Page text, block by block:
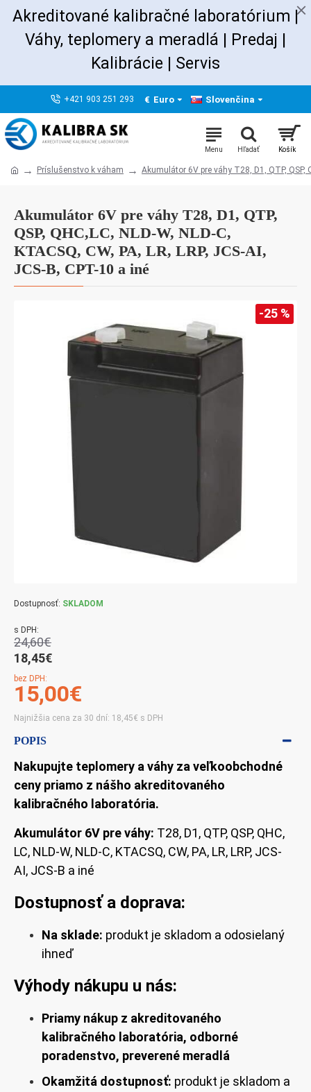
Akreditované kalibračné laboratórium |
Váhy, teplomery a meradlá | Predaj
Kalibrácie |
Servis
+421 903 251 293 € Euro Slovenčina
Príslušenstvo k váham Akumulátor 6V pre váhy T28, D1, QTP, QSP,
Akumulátor 6V pre váhy T28, D1, QTP,
QSP, QHC,LC, NLD-W, NLD-C,
KTACSQ, CW, PA, LR, LRP, JCS-AI,
JCS-B, CPT-10 a iné
-25 %
Dostupnosť: SKLADOM
s DPH:
18,45€
24,60€
bez DPH:
15,00€
Najnižšia cena za 30 dní: 18,45€ s DPH
POPIS
Nakupujte teplomery a váhy za veľkoobchodné
ceny priamo z nášho akreditovaného
kalibračného laboratória.
Akumulátor 6V pre váhy: T28, D1, QTP, QSP, QHC,
LC, NLD-W, NLD-C, KTACSQ, CW, PA, LR, LRP, JCS-
AI, JCS-B a iné
Dostupnosť a doprava:
Na sklade: produkt je skladom a odosielaný
ihneď
Výhody nákupu u nás:
Priamy nákup z akreditovaného
kalibračného laboratória, odborné
poradenstvo, preverené meradlá
Okamžitá dostupnosť: produkt je skladom a